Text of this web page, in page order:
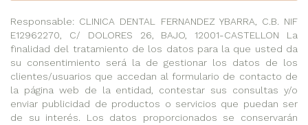
Responsable: CLINICA DENTAL FERNANDEZ YBARRA, C.B. NIF
E12962270, C/ DOLORES 26, BAJO, 12001-CASTELLON La
finalidad del tratamiento de los datos para la que usted da
su consentimiento será la de gestionar los datos de los
clientes/usuarios que accedan al formulario de contacto de
la página web de la entidad, contestar sus consultas y/o
enviar publicidad de productos o servicios que puedan ser
de su interés. Los datos proporcionados se conservarán